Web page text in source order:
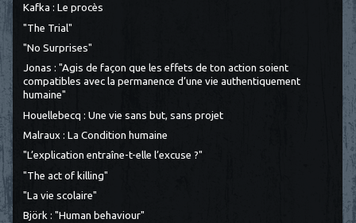
Kafka : Le procès
"The Trial"
"No Surprises"
Jonas : "Agis de façon que les effets de ton action soient
compatibles avec la permanence d’une vie authentiquement
humaine"
Houellebecq : Une vie sans but, sans projet
Malraux : La Condition humaine
"L’explication entraîne-t-elle l’excuse ?"
"The act of killing"
"La vie scolaire"
Björk : "Human behaviour"